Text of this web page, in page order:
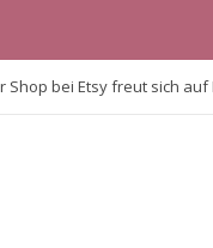
Shop bei Etsy freut sich auf